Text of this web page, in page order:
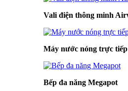
Vali điện thông minh
Máy nước nóng trực
Bếp đa năng Megapot